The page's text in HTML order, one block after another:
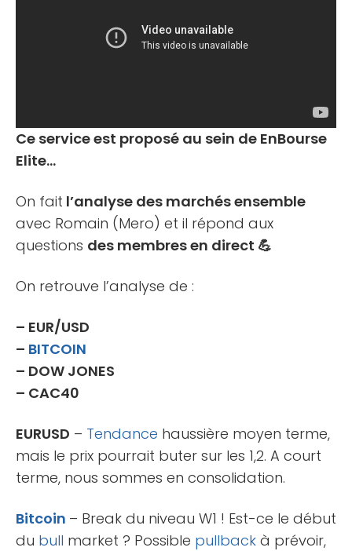
Ce service est proposé au sein de EnBourse
Elite…
On fait l’analyse des marchés ensemble
avec Romain (Mero) et il répond aux
questions des membres en direct 💪
On retrouve l’analyse de :
– EUR/USD
– BITCOIN
– DOW JONES
– CAC40
EURUSD – Tendance haussière moyen terme,
mais le prix pourrait buter sur les 1,2. A court
terme, nous sommes en consolidation.
Bitcoin – Break du niveau W1 ! Est-ce le début
du bull market ? Possible pullback à prévoir,